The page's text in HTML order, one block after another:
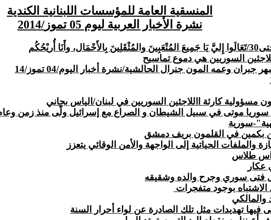
المنسقية العامة للمؤسسات اللبنانية الكندية
نشرة الأخبار العربية ليوم 05 تموز /2014
تَعَالَوا إِليَّ يَا جَمِيعَ المُتْعَبِينَ والمُثْقَلِينَ بِالأَحْمَال، وأَنَا أُريْحُكُم
السوريين هي دموع تماسيح
وعمه المون جنرال الحالشية/نشرة أخبار اليوم/04 تموز/14
موتى في سبيل الشيطان و الصراع مع إسرائيل ولّى منذ زمن وعام 2000 كان مأتم
سورية
الحياتية إلى الواجهة والأمن الوقائي يتعزز
طلاس
فتى سوري وجرح والده وشقيقه
بوجود متفجرات
فيها تهديدات مثل تلك الصادرة عن لواء أحرار السنة